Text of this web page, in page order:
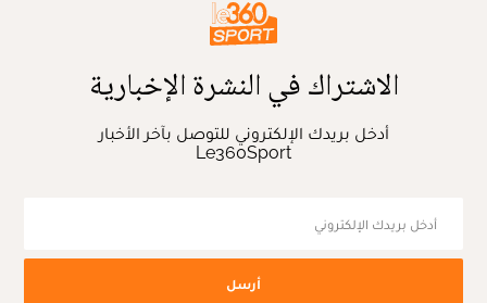
الاشتراك في النشرة الإخبارية
أدخل بريدك الإلكتروني للتوصل بآخر الأخبار
Le360Sport
أرسل